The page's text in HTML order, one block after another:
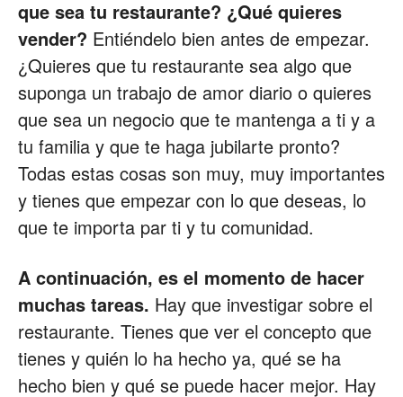
Marketing
para
Restaurantes
que sea tu restaurante? ¿Qué quieres
vender? Entiéndelo bien antes de empezar.
¿Quieres que tu restaurante sea algo que
suponga un trabajo de amor diario o quieres
que sea un negocio que te mantenga a ti y a
tu familia y que te haga jubilarte pronto?
Todas estas cosas son muy, muy importantes
y tienes que empezar con lo que deseas, lo
que te importa par ti y tu comunidad.
A continuación, es el momento de hacer
muchas tareas. Hay que investigar sobre el
restaurante. Tienes que ver el concepto que
tienes y quién lo ha hecho ya, qué se ha
hecho bien y qué se puede hacer mejor. Hay